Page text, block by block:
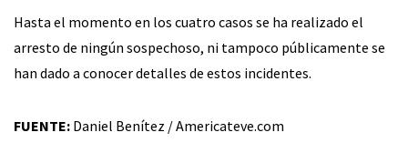
Hasta el momento en los cuatro casos se ha realizado el
arresto de ningún sospechoso, ni tampoco públicamente se
han dado a conocer detalles de estos incidentes.
FUENTE: Daniel Benítez / Americateve.com